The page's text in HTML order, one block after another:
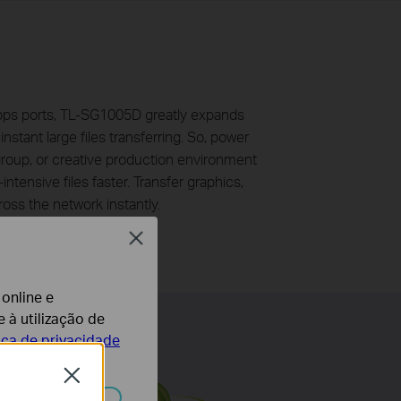
ports, TL-SG1005D greatly expands
large files transferring. So, power
or creative production environment
files faster. Transfer graphics,
the network instantly.
Close
e
à utilização de
de privacidade
Close